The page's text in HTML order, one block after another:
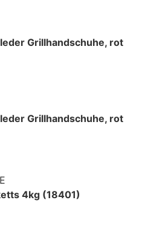
Grillhandschuhe, rot
Grillhandschuhe, rot
4kg (18401)